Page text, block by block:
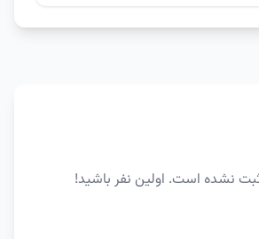
نشده است. اولین نفر باشید!